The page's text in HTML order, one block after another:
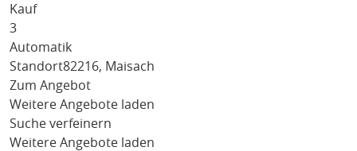
Kauf
3
Automatik
Standort82216, Maisach
Zum Angebot
Weitere Angebote laden
Suche verfeinern
Weitere Angebote laden